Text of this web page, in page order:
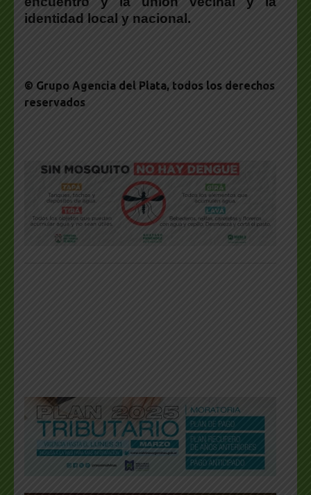
identidad local y nacional.
© Grupo Agencia del Plata, todos los derechos
reservados